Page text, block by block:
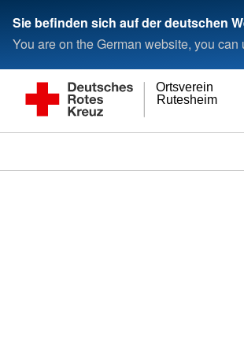
Sie befinden sich auf der deutschen
You are on the German website, you
Rutesheim
Ortsverein